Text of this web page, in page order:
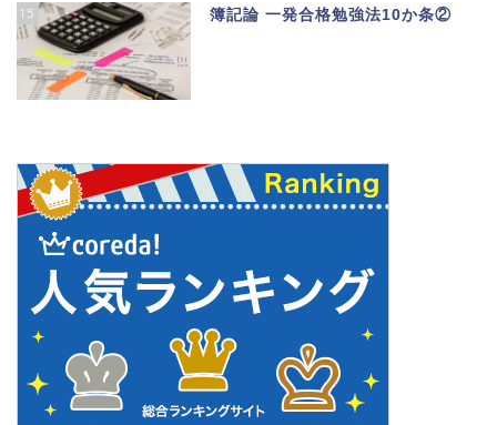
15 簿記論 一発合格勉強法10か条②